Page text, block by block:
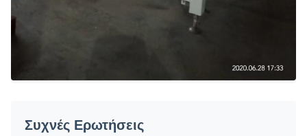
Συχνές Ερωτήσεις